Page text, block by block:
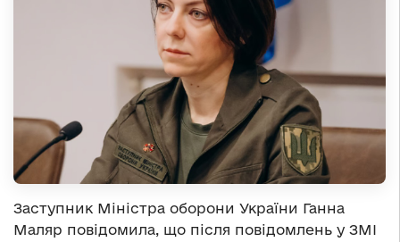
Заступник Міністра оборони України Ганна
Маляр повідомила, що після повідомлень у ЗМІ